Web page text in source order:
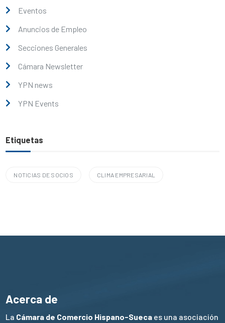
Eventos
Anuncios de Empleo
Secciones Generales
Cámara Newsletter
YPN news
YPN Events
Etiquetas
NOTICIAS DE SOCIOS CLIMA EMPRESARIAL
Acerca de
La Cámara de Comercio Hispano-Sueca es una asociación